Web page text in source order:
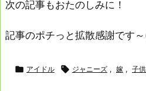
次の記事もおたのしみに！
記事のポチっと拡散感謝です
 アイドル  ジャニーズ , 嫁 , 子供